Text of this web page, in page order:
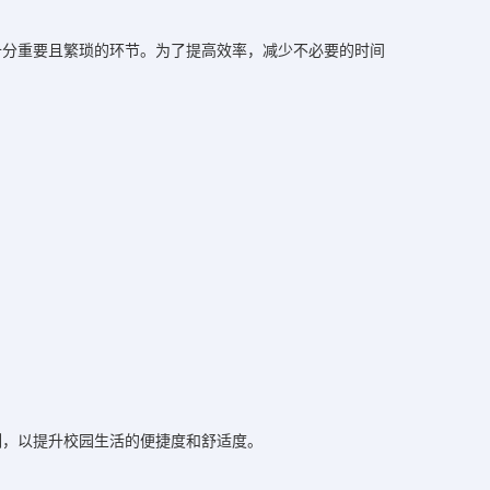
重要且繁琐的环节。为了提高效率，减少不必要的时间
以提升校园生活的便捷度和舒适度。